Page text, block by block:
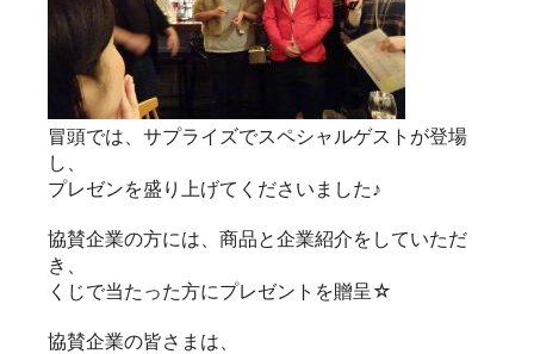
冒頭では、サプライズでスペシャルゲストが登場
し、
プレゼンを盛り上げてくださいました♪
協賛企業の方には、商品と企業紹介をしていただ
き、
くじで当たった方にプレゼントを贈呈☆
協賛企業の皆さまは、